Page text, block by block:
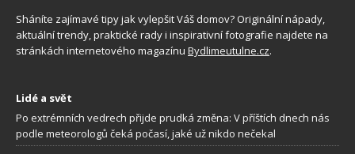
Sháníte zajímavé tipy jak vylepšit Váš domov? Originální nápady,
aktuální trendy, praktické rady i inspirativní fotografie najdete na
stránkách internetového magazínu Bydlimeutulne.cz.
Lidé a svět
Po extrémních vedrech přijde prudká změna: V příštích dnech nás
podle meteorologů čeká počasí, jaké už nikdo nečekal